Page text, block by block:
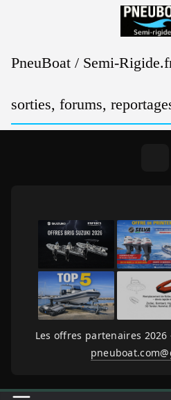
PneuBoat / Semi-
sorties, forums,
Les offres partenaires